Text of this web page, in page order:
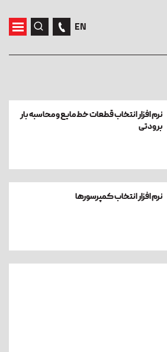
EN
نرم افزار انتخاب قطعات خط مایع و محاسبه بار
برودتی
نرم افزار انتخاب کمپرسورها